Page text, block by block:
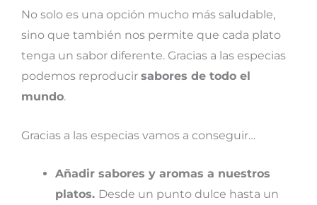
No solo es una opción mucho más saludable,
sino que también nos permite que cada plato
tenga un sabor diferente. Gracias a las especias
podemos reproducir sabores de todo el
mundo.
Gracias a las especias vamos a conseguir…
Añadir sabores y aromas a nuestros
platos. Desde un punto dulce hasta un